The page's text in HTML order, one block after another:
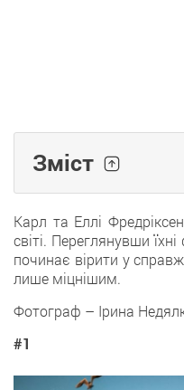
Зміст
Карл та Еллі
світі. Переглянувши
починає вірити у
лише міцнішим.
Фотограф – Ірина
#1